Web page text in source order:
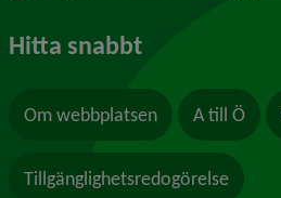
Hitta snabbt
Om webbplatsen A till Ö
Tillgänglighetsredogörelse